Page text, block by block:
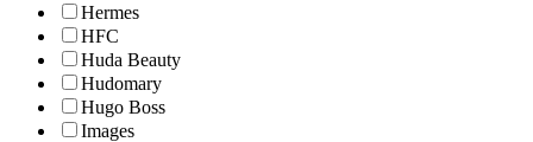
Hermes
HFC
Huda Beauty
Hudomary
Hugo Boss
Images